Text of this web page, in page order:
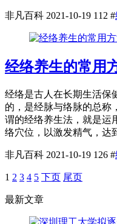
非凡百科 2021-10-19 112 #
经络养生的常用
经络是古人在长期生活保
的，是经脉与络脉的总称
谓的经络养生法，就是运
络穴位，以激发精气，达
非凡百科 2021-10-19 126 #
1 2 3 4 5 下页 尾页
最新文章